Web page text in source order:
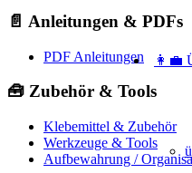
👩‍💼
📄 Anleitungen & PDFs
PDF Anleitungen
🧰 Zubehör & Tools
Klebemittel & Zubehör
Werkzeuge & Tools
Aufbewahrung /